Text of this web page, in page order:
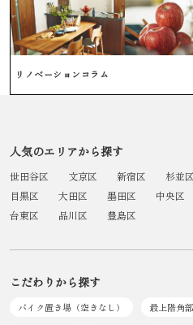
リノベーションコラム
人気のエリアから探す
世田谷区 文京区 新宿区 杉
目黒区 大田区 墨田区 中央
台東区 品川区 豊島区
こだわりから探す
バイク置き場（空きなし） 最上階角